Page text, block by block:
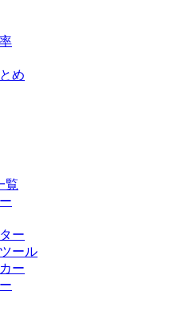
め
覧
ー
ール
ー